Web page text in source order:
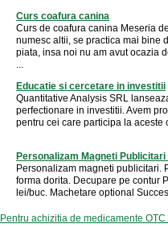
Curs coafura canina
Curs de coafura canina Meseria
numesc altii, se practica mai bine
piata, insa noi nu am avut ocazia
...
Educatie si cercetare in investitii
Quantitative Analysis SRL
perfectionare in investitii. Avem
pentru cei care participa la aceste
Personalizam Magneti
Personalizam magneti publicitari.
forma dorita. Decupare pe contur
lei/buc. Machetare optional
Pentru achizitia de medicamente